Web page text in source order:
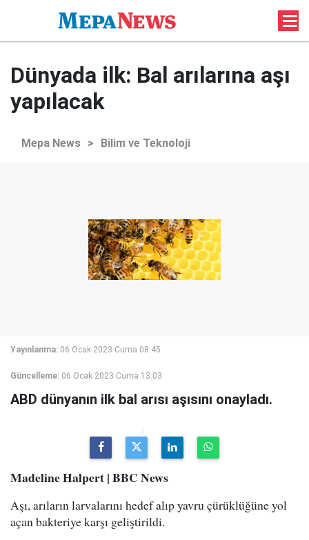
Dünyada ilk: Bal arılarına aşı
yapılacak
Mepa News > Bilim ve Teknoloji
Yayınlanma: 06 Ocak 2023 Cuma 08:45
Güncelleme: 06 Ocak 2023 Cuma 13:03
ABD dünyanın ilk bal arısı aşısını onayladı.
Madeline Halpert | BBC News
Aşı, arıların larvalarını hedef alıp yavru çürüklüğüne yol
açan bakteriye karşı geliştirildi.